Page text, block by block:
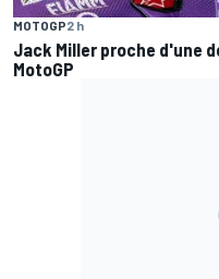
MOTOGP2 h
Jack Miller proche d'une
MotoGP